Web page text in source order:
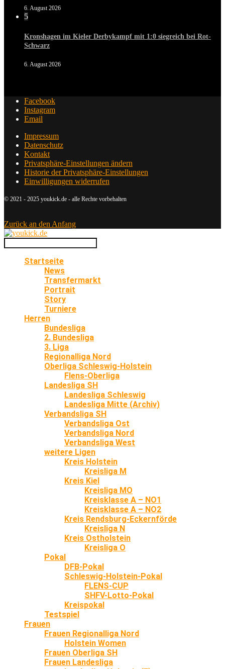
6. August 2026
5
Kronshagen im Kieler Derbykampf mit 1:0 siegreich bei Rot-
Schwarz
6. August 2026
Facebook
Instagram
Email
Impressum
Datenschutz
Kontakt
Privatsphäre-Einstellungen ändern
Historie der Privatsphäre-Einstellungen
Einwilligungen widerrufen
© 2021 - 2025 youkick.de - alle Rechte vorbehalten
Zurück an den Anfang
Startseite
News
Transfermarkt
Portrait
Story
Turniere
Herren
Bundesliga
2. Bundesliga
3. Liga
Regionalliga Nord
Oberliga Schleswig-Holstein
Flens-Oberliga
Landesliga SH
Landesliga Schleswig
Landesliga Mitte (Archiv)
Verbandsliga SH
Verbandsliga Ost
Verbandsliga Nord
Verbandsliga West
weitere Ligen
Kreis Holstein
Kreisliga M
Kreis Kiel
Kreisliga MO
Kreisklasse A – NO1
Kreisklasse A – NO2
Kreis Rendsburg-Eckernförde
Kreisliga N
Kreis Ostholstein
Kreisliga O
Pokal
DFB-Pokal
Schleswig-Holstein-Pokal
FLENS-CUP
SHFV-Lotto-Pokal
Kreispokal
Testspiel
Frauen
Frauen Regionalliga Nord
Holstein Women
Frauen Oberliga SH
Frauen Landesliga